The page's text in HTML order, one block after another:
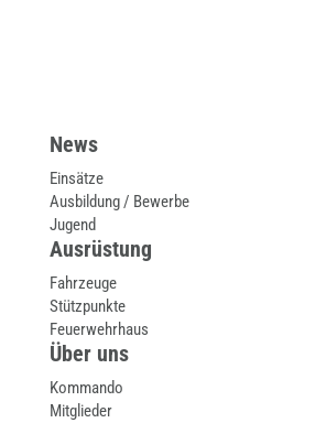
News
Einsätze
Ausbildung / Bewerbe
Jugend
Ausrüstung
Fahrzeuge
Stützpunkte
Feuerwehrhaus
Über uns
Kommando
Mitglieder